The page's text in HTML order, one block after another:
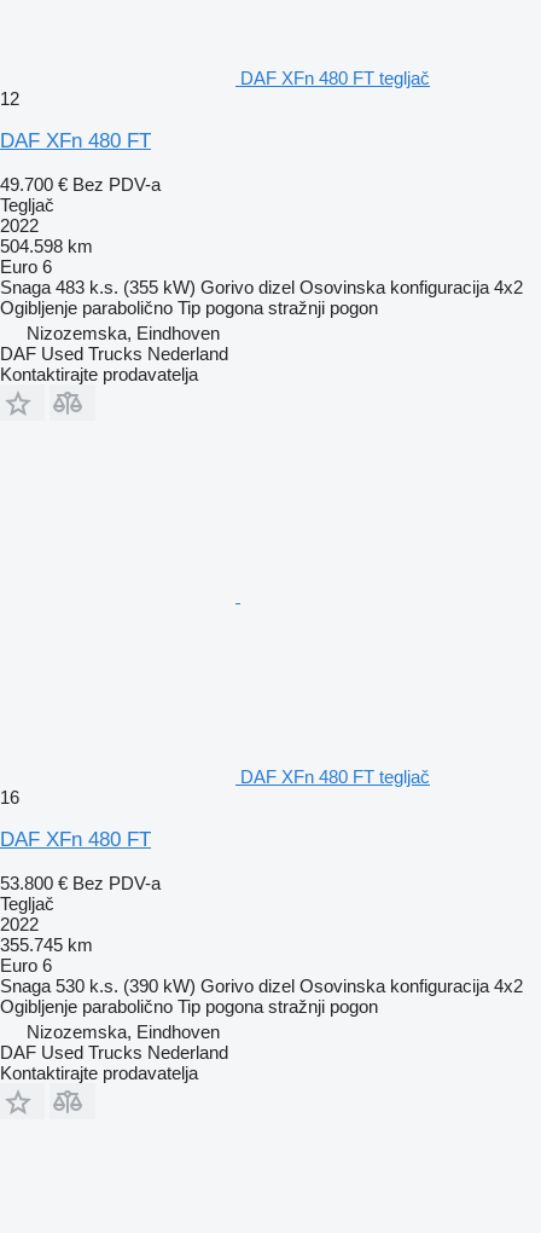
DAF XFn 480 FT tegljač
12
DAF XFn 480 FT
49.700 € Bez PDV-a
Tegljač
2022
504.598 km
Euro 6
Snaga 483 k.s. (355 kW) Gorivo dizel Osovinska konfiguracija 4x2
Ogibljenje parabolično Tip pogona stražnji pogon
Nizozemska, Eindhoven
DAF Used Trucks Nederland
Kontaktirajte prodavatelja
DAF XFn 480 FT tegljač
16
DAF XFn 480 FT
53.800 € Bez PDV-a
Tegljač
2022
355.745 km
Euro 6
Snaga 530 k.s. (390 kW) Gorivo dizel Osovinska konfiguracija 4x2
Ogibljenje parabolično Tip pogona stražnji pogon
Nizozemska, Eindhoven
DAF Used Trucks Nederland
Kontaktirajte prodavatelja